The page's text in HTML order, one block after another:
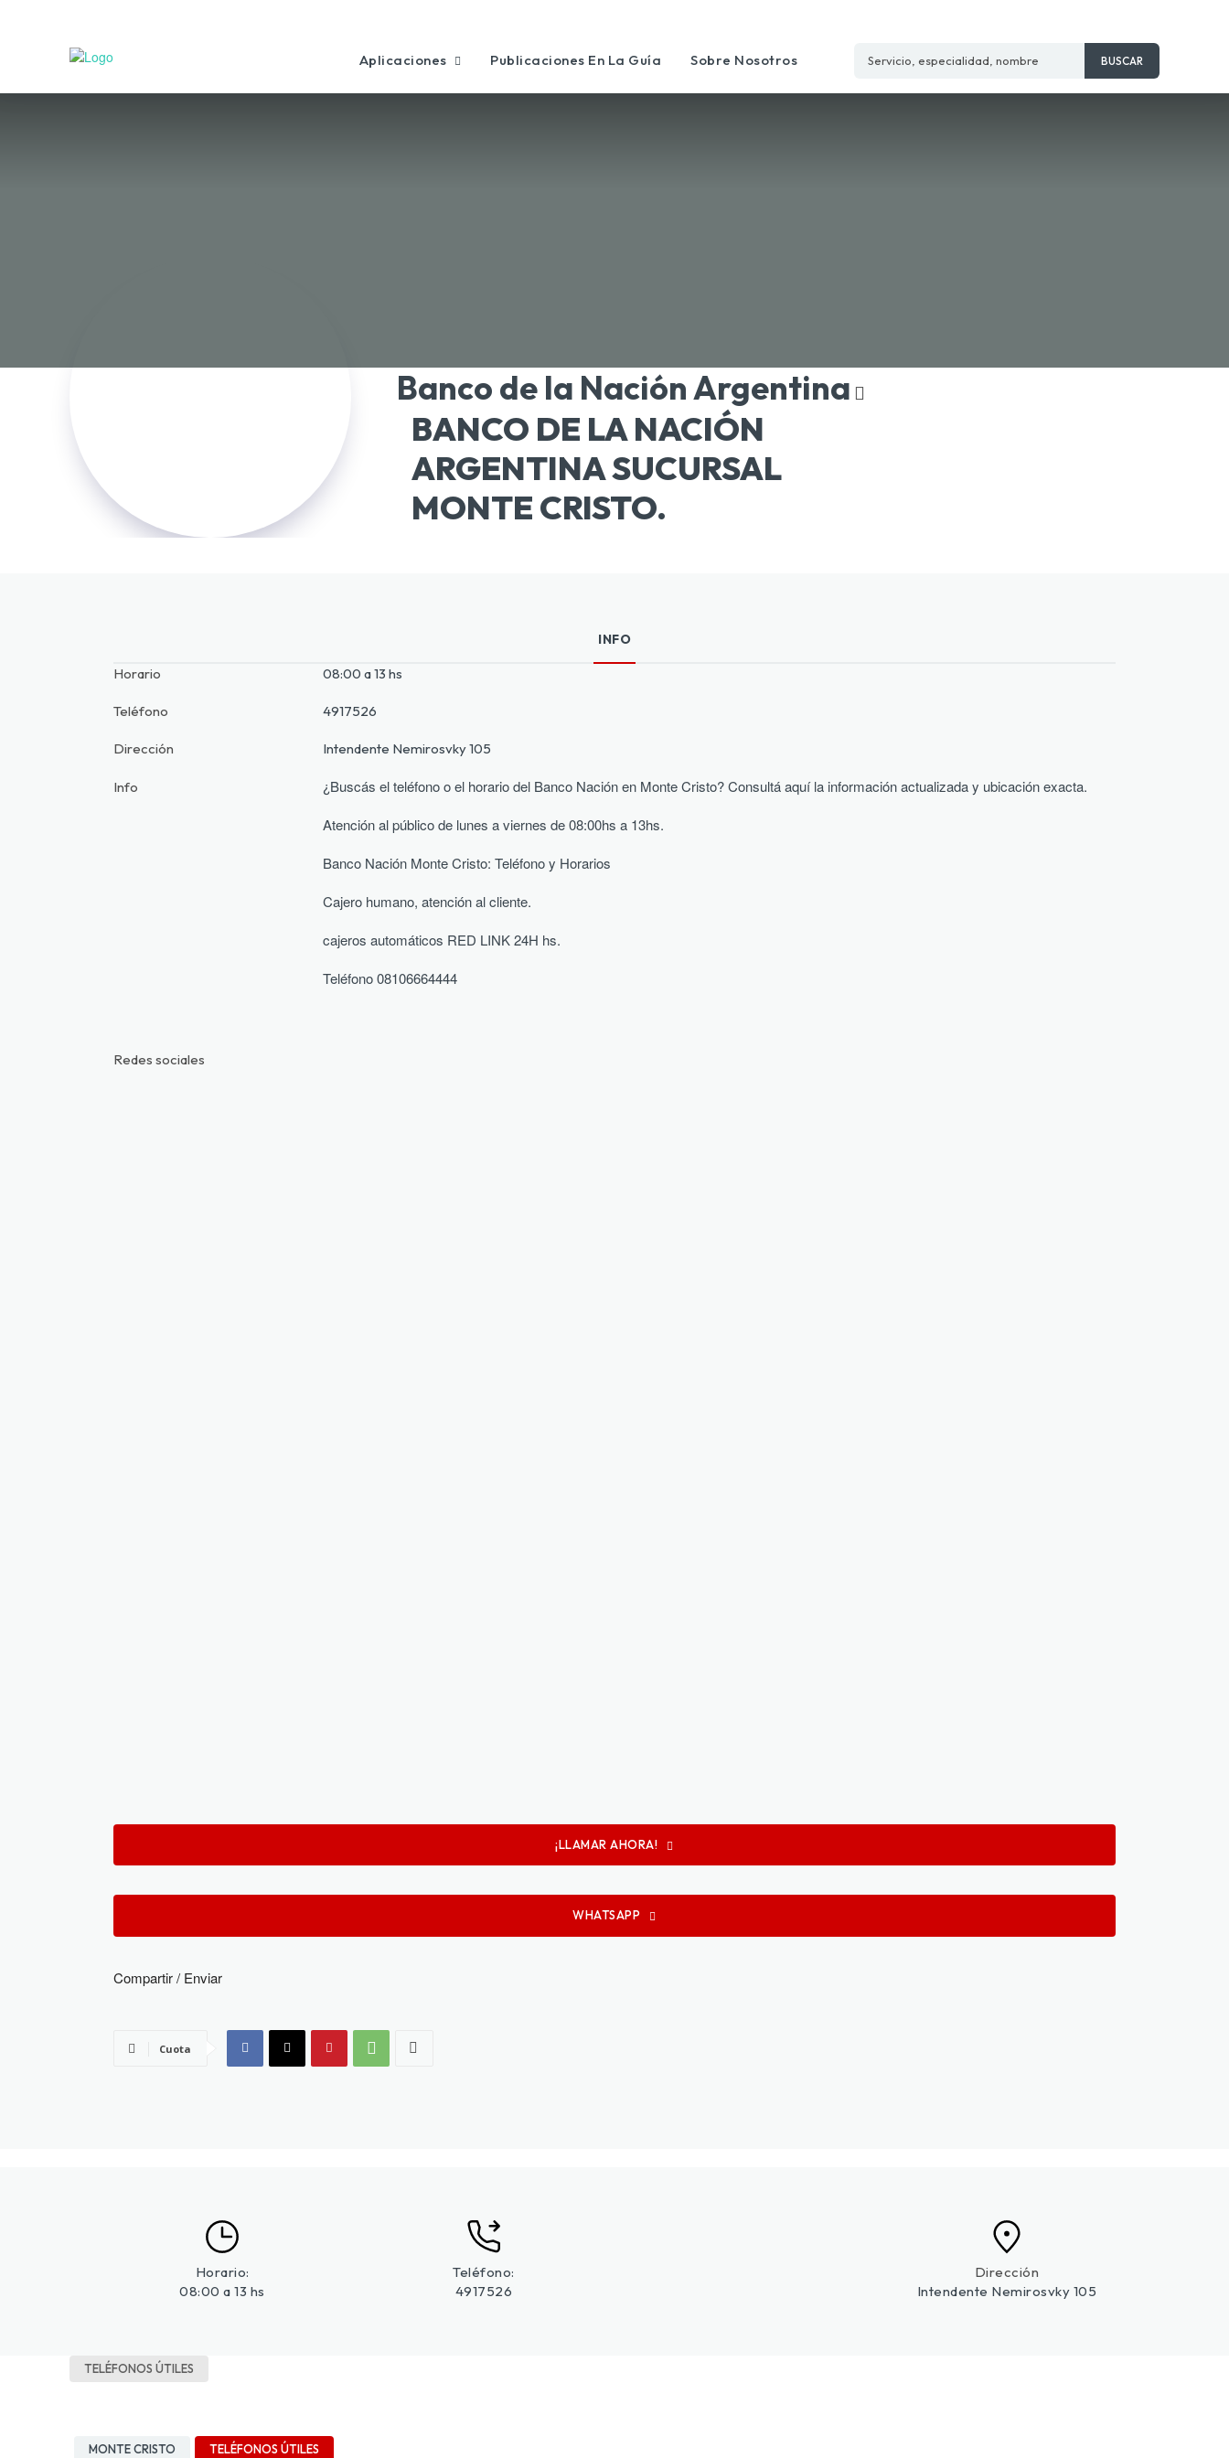
Aplicaciones Publicaciones En La Guía Sobre Nosotros Servicio, especialidad, nombre BUSCAR
Banco de la Nación Argentina
BANCO DE LA NACIÓN
ARGENTINA SUCURSAL
MONTE CRISTO.
INFO
Horario 08:00 a 13 hs
Teléfono 4917526
Dirección Intendente Nemirosvky 105
Info
¿Buscás el teléfono o el horario del Banco Nación en Monte Cristo? Consultá aquí la información actualizada y ubicación exacta.
Atención al público de lunes a viernes de 08:00hs a 13hs.
Banco Nación Monte Cristo: Teléfono y Horarios
Cajero humano, atención al cliente.
cajeros automáticos RED LINK 24H hs.
Teléfono 08106664444
Redes sociales
¡LLAMAR AHORA!
WHATSAPP
Compartir / Enviar
Cuota
Horario:
08:00 a 13 hs
Teléfono:
4917526
Dirección
Intendente Nemirosvky 105
TELÉFONOS ÚTILES
MONTE CRISTO TELÉFONOS ÚTILES